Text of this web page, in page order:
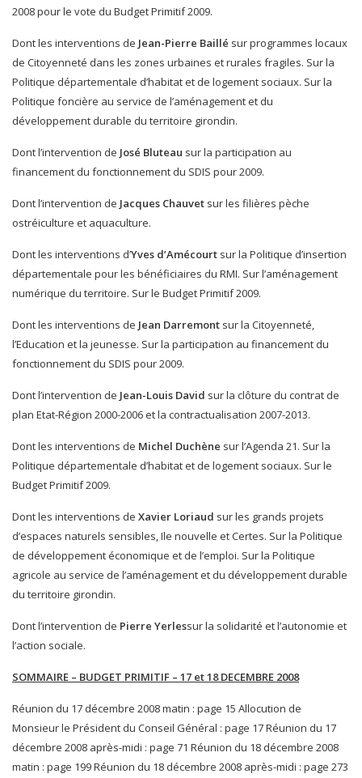
2008 pour le vote du Budget Primitif 2009.
Dont les interventions de Jean-Pierre Baillé sur programmes locaux
de Citoyenneté dans les zones urbaines et rurales fragiles. Sur la
Politique départementale d’habitat et de logement sociaux. Sur la
Politique foncière au service de l’aménagement et du
développement durable du territoire girondin.
Dont l’intervention de José Bluteau sur la participation au
financement du fonctionnement du SDIS pour 2009.
Dont l’intervention de Jacques Chauvet sur les filières pèche
ostréiculture et aquaculture.
Dont les interventions d’Yves d’Amécourt sur la Politique d’insertion
départementale pour les bénéficiaires du RMI. Sur l’aménagement
numérique du territoire. Sur le Budget Primitif 2009.
Dont les interventions de Jean Darremont sur la Citoyenneté,
l’Education et la jeunesse. Sur la participation au financement du
fonctionnement du SDIS pour 2009.
Dont l’intervention de Jean-Louis David sur la clôture du contrat de
plan Etat-Région 2000-2006 et la contractualisation 2007-2013.
Dont les interventions de Michel Duchène sur l’Agenda 21. Sur la
Politique départementale d’habitat et de logement sociaux. Sur le
Budget Primitif 2009.
Dont les interventions de Xavier Loriaud sur les grands projets
d’espaces naturels sensibles, Ile nouvelle et Certes. Sur la Politique
de développement économique et de l’emploi. Sur la Politique
agricole au service de l’aménagement et du développement durable
du territoire girondin.
Dont l’intervention de Pierre Yerlessur la solidarité et l’autonomie et
l’action sociale.
SOMMAIRE – BUDGET PRIMITIF – 17 et 18 DECEMBRE 2008
Réunion du 17 décembre 2008 matin : page 15 Allocution de
Monsieur le Président du Conseil Général : page 17 Réunion du 17
décembre 2008 après-midi : page 71 Réunion du 18 décembre 2008
matin : page 199 Réunion du 18 décembre 2008 après-midi : page 273